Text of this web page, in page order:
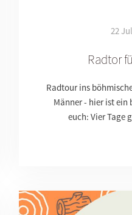
22
Radtor
Radtour ins
Männer - hier ist ein
euch: Vier Tage